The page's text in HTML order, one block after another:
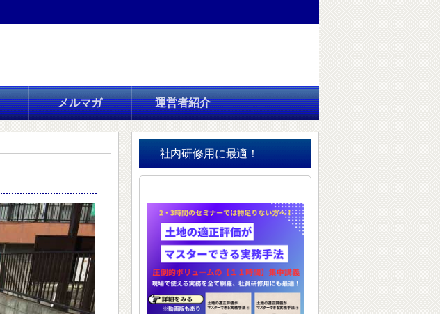
メルマガ 運営者紹介
社内研修用に最適！